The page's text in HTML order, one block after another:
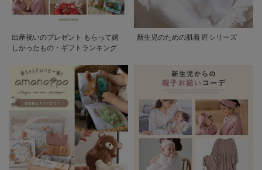
出産祝いのプレゼント もらって嬉
しかったもの・ギフトランキング
新生児のための肌着 匠シリーズ